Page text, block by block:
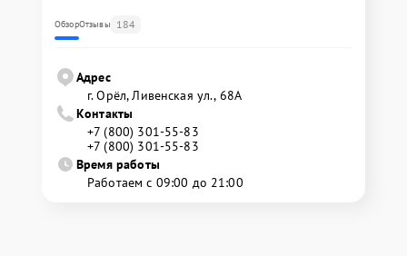
ОбзорОтзывы 184
Адрес
г. Орёл, Ливенская ул., 68А
Контакты
+7 (800) 301-55-83
+7 (800) 301-55-83
Время работы
Работаем с 09:00 до 21:00